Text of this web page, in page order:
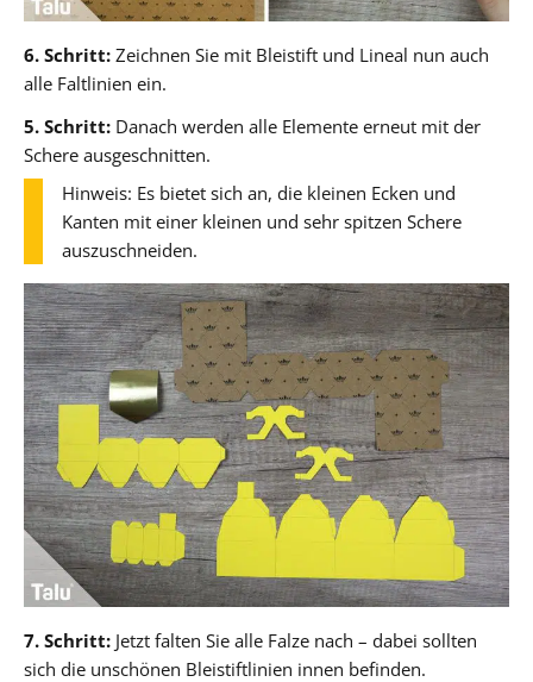
6. Schritt: Zeichnen Sie mit Bleistift und Lineal nun auch
alle Faltlinien ein.
5. Schritt: Danach werden alle Elemente erneut mit der
Schere ausgeschnitten.
Hinweis: Es bietet sich an, die kleinen Ecken und
Kanten mit einer kleinen und sehr spitzen Schere
auszuschneiden.
7. Schritt: Jetzt falten Sie alle Falze nach – dabei sollten
sich die unschönen Bleistiftlinien innen befinden.